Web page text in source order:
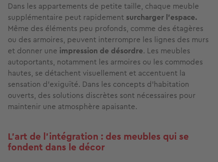
Dans les appartements de petite taille, chaque meuble
supplémentaire peut rapidement surcharger l'espace.
Même des éléments peu profonds, comme des étagères
ou des armoires, peuvent interrompre les lignes des murs
et donner une impression de désordre. Les meubles
autoportants, notamment les armoires ou les commodes
hautes, se détachent visuellement et accentuent la
sensation d'exiguïté. Dans les concepts d'habitation
ouverts, des solutions discrètes sont nécessaires pour
maintenir une atmosphère apaisante.
L'art de l'intégration : des meubles qui se
fondent dans le décor